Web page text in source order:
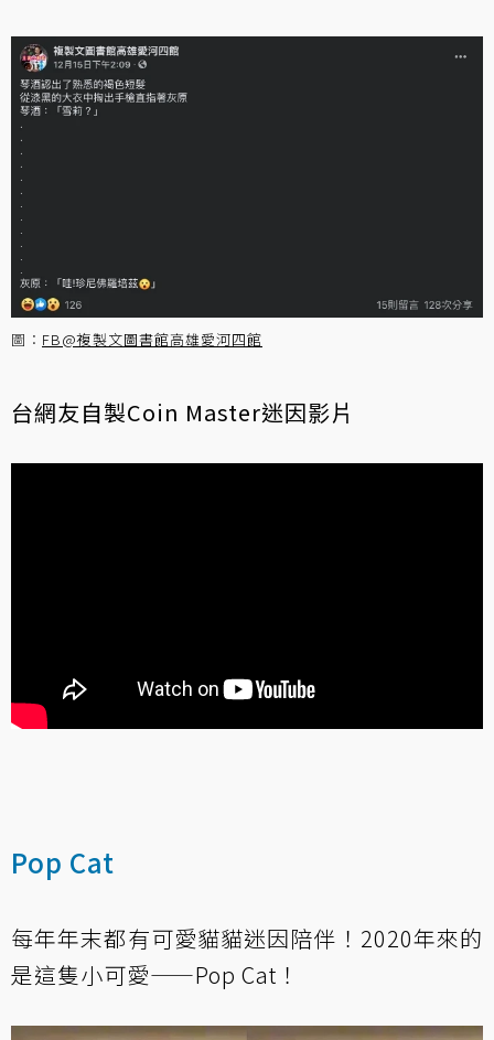
圖： FB@複製文圖書館高雄愛河四館
台網友自製Coin Master迷因影片
Pop Cat
每年年末都有可愛貓貓迷因陪伴！2020年來的
是這隻小可愛——Pop Cat！